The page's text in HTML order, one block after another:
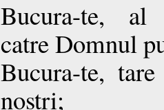
Bucura-te, al
catre Domnul
Bucura-te,
nostri;